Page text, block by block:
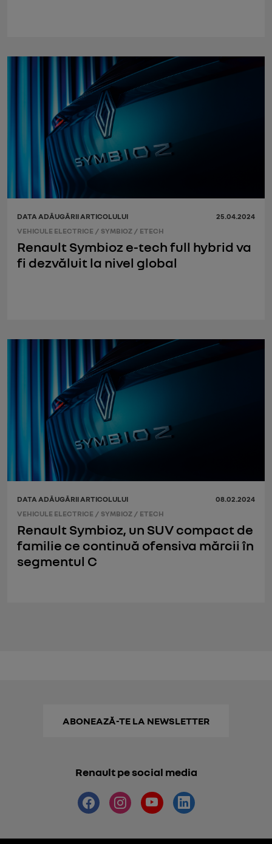
DATA ADĂUGĂRII ARTICOLULUI
25.04.2024
VEHICULE ELECTRICE / SYMBIOZ / ETECH
Renault Symbioz e-tech full hybrid va
fi dezvăluit la nivel global
DATA ADĂUGĂRII ARTICOLULUI
08.02.2024
VEHICULE ELECTRICE / SYMBIOZ / ETECH
Renault Symbioz, un SUV compact de
familie ce continuă ofensiva mărcii în
segmentul C
ABONEAZĂ-TE LA NEWSLETTER
Renault pe social media